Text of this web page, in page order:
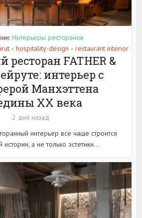
Интерьеры ресторанов
• hospitality-design • restaurant interior
ресторан FATHER &
интерьер с
Манхэттена
XX века
2 дня назад
интерьер все чаще строится
истории, а не только эстетики...